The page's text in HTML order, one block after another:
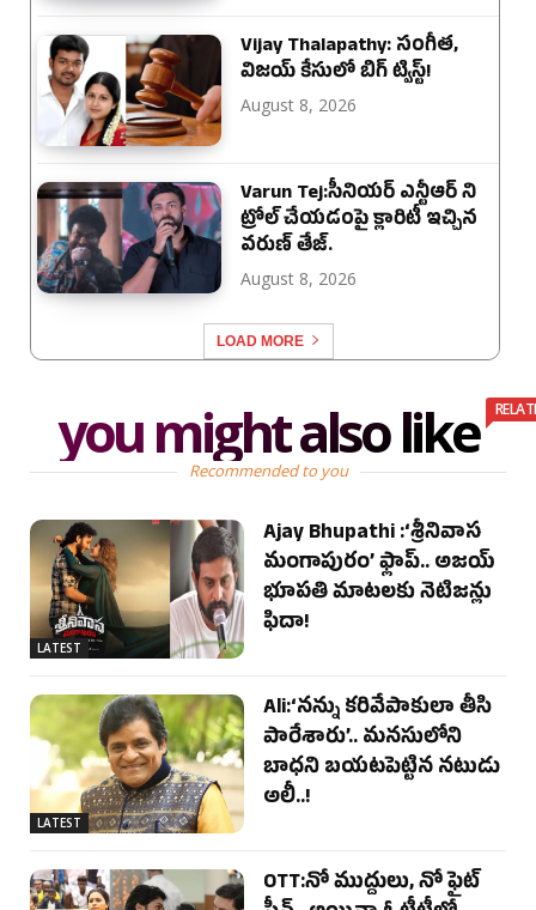
Vijay Thalapathy: సంగీత,
విజయ్ కేసులో బిగ్ ట్విస్ట్!
August 8, 2026
Varun Tej:సీనియర్ ఎన్టీఆర్ ని
ట్రోల్ చేయడంపై క్లారిటీ ఇచ్చిన
వరుణ్ తేజ్.
August 8, 2026
LOAD MORE
you might also like
Recommended to you
LATEST
Ajay Bhupathi :‘శ్రీనివాస
మంగాపురం’ ఫ్లాప్.. అజయ్
భూపతి మాటలకు నెటిజన్లు
ఫిదా!
LATEST
Ali:‘నన్ను కరివేపాకులా తీసి
పారేశారు’.. మనసులోని
బాధని బయటపెట్టిన నటుడు
అలీ..!
OTT:నో ముద్దులు, నో ఫైట్